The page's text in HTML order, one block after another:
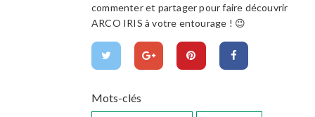
commenter et partager pour faire découvrir
ARCO IRIS à votre entourage ! 😉
Mots-clés